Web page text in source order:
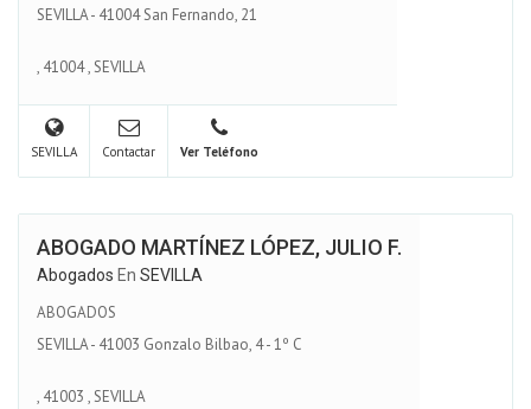
SEVILLA - 41004 San Fernando, 21
, 41004,SEVILLA
SEVILLA Contactar Ver Teléfono
ABOGADO MARTÍNEZ LÓPEZ, JULIO F.
Abogados En SEVILLA
ABOGADOS
SEVILLA - 41003 Gonzalo Bilbao, 4 - 1º C
, 41003 ,SEVILLA